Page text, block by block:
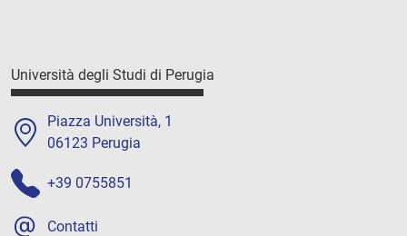
Università degli Studi di Perugia
Piazza Università, 1
06123 Perugia
+39 0755851
Contatti